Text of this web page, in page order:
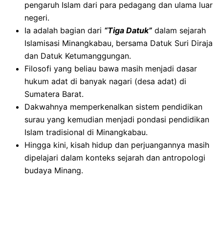
pengaruh Islam dari para pedagang dan ulama luar
negeri.
Ia adalah bagian dari “Tiga Datuk” dalam sejarah
Islamisasi Minangkabau, bersama Datuk Suri Diraja
dan Datuk Ketumanggungan.
Filosofi yang beliau bawa masih menjadi dasar
hukum adat di banyak nagari (desa adat) di
Sumatera Barat.
Dakwahnya memperkenalkan sistem pendidikan
surau yang kemudian menjadi pondasi pendidikan
Islam tradisional di Minangkabau.
Hingga kini, kisah hidup dan perjuangannya masih
dipelajari dalam konteks sejarah dan antropologi
budaya Minang.